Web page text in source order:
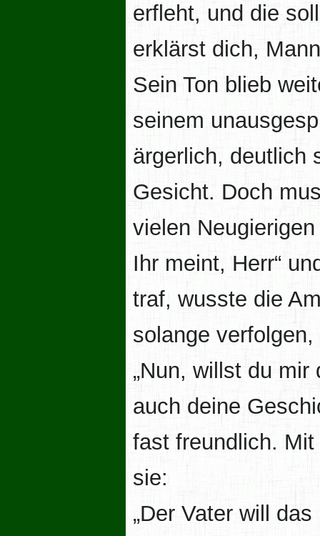
erfleht, und die
erklärst dich,
Sein Ton blieb
seinem
ärgerlich, deutlich
Gesicht. Doch
vielen
Ihr meint, Herr“
traf, wusste die
solange
„Nun, willst du
auch deine
fast freundlich.
sie:
„Der Vater will